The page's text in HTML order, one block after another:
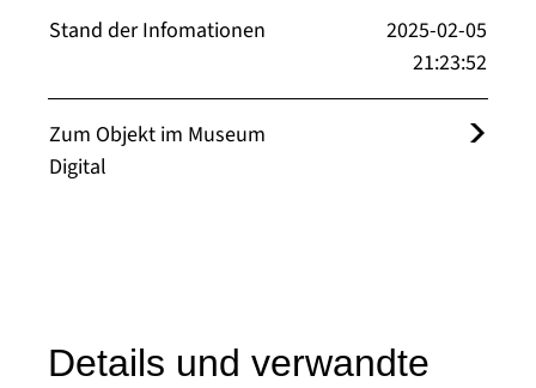
Stand der Infomationen
2025-02-05
21:23:52
Zum Objekt im Museum
Digital
Details und verwandte